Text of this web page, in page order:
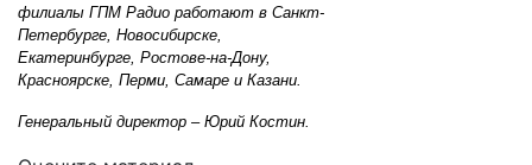
филиалы ГПМ Радио работают в Санкт-
Петербурге, Новосибирске,
Екатеринбурге, Ростове-на-Дону,
Красноярске, Перми, Самаре и Казани.
Генеральный директор – Юрий Костин.